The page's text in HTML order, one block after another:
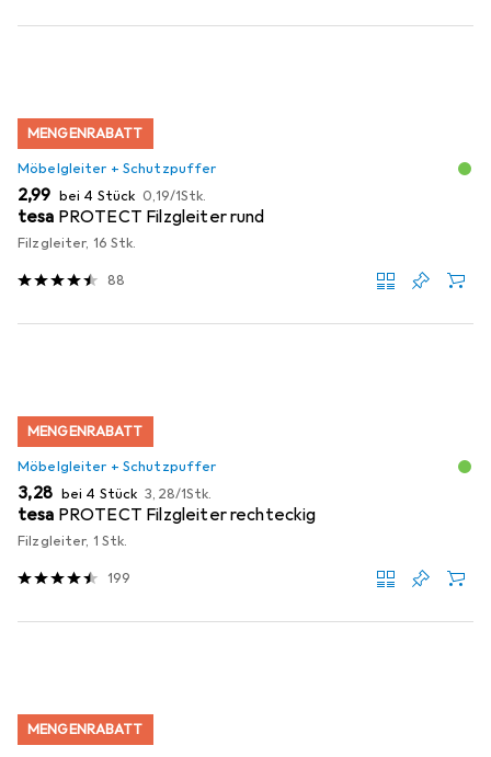
MENGENRABATT
Möbelgleiter + Schutzpuffer
EUR
2,99 bei 4 Stück EUR
0,19/1Stk.
tesa PROTECT Filzgleiter rund
Filzgleiter, 16 Stk.
88
MENGENRABATT
Möbelgleiter + Schutzpuffer
EUR
3,28 bei 4 Stück EUR
3,28/1Stk.
tesa PROTECT Filzgleiter rechteckig
Filzgleiter, 1 Stk.
199
MENGENRABATT